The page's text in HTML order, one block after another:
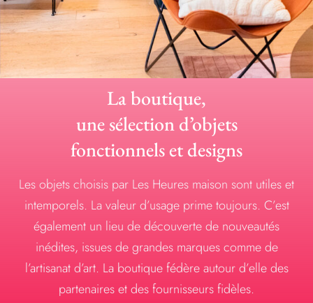
La boutique,
une sélection d’objets
fonctionnels et designs
Les objets choisis par Les Heures maison sont utiles et
intemporels. La valeur d’usage prime toujours. C’est
également un lieu de découverte de nouveautés
inédites, issues de grandes marques comme de
l’artisanat d’art. La boutique fédère autour d’elle des
partenaires et des fournisseurs fidèles.